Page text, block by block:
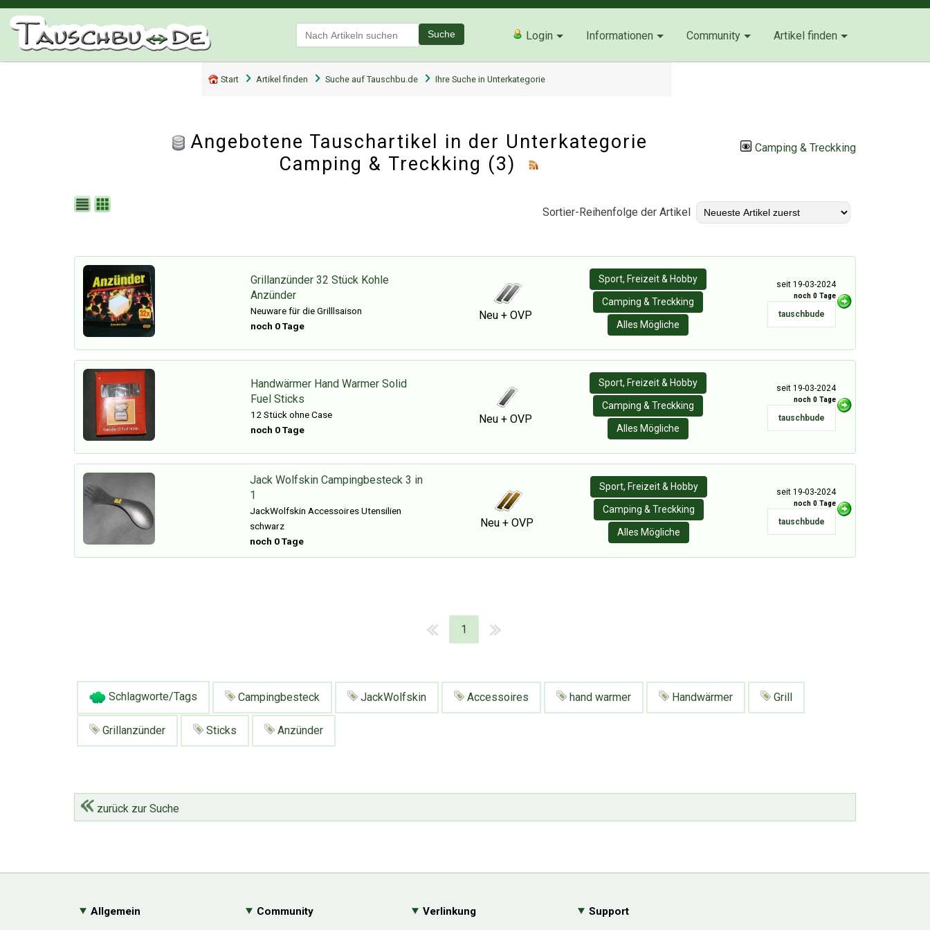
Suche Login Informationen Community Artikel finden
Start Artikel finden Suche auf Tauschbu.de Ihre Suche in Unterkategorie
Camping & Treckking
Angebotene Tauschartikel in der Unterkategorie
Camping & Treckking (3)
Sortier-Reihenfolge der Artikel
Grillanzünder 32 Stück Kohle
Anzünder
Neuware für die Grilllsaison
noch 0 Tage
Neu + OVP
Sport, Freizeit & Hobby
Camping & Treckking
Alles Mögliche
seit 19-03-2024
noch 0 Tage
tauschbude
Handwärmer Hand Warmer Solid
Fuel Sticks
12 Stück ohne Case
noch 0 Tage
Neu + OVP
Sport, Freizeit & Hobby
Camping & Treckking
Alles Mögliche
seit 19-03-2024
noch 0 Tage
tauschbude
Jack Wolfskin Campingbesteck 3 in
1
JackWolfskin Accessoires Utensilien
schwarz
noch 0 Tage
Neu + OVP
Sport, Freizeit & Hobby
Camping & Treckking
Alles Mögliche
seit 19-03-2024
noch 0 Tage
tauschbude
1
Schlagworte/Tags Campingbesteck JackWolfskin Accessoires hand warmer Handwärmer Grill
Grillanzünder Sticks Anzünder
zurück zur Suche
Allgemein Community Verlinkung Support